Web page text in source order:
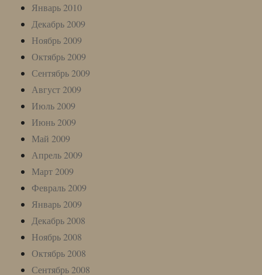
Январь 2010
Декабрь 2009
Ноябрь 2009
Октябрь 2009
Сентябрь 2009
Август 2009
Июль 2009
Июнь 2009
Май 2009
Апрель 2009
Март 2009
Февраль 2009
Январь 2009
Декабрь 2008
Ноябрь 2008
Октябрь 2008
Сентябрь 2008